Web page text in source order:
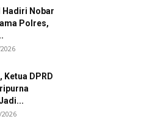
Hadiri Nobar
Polres,
Ketua DPRD